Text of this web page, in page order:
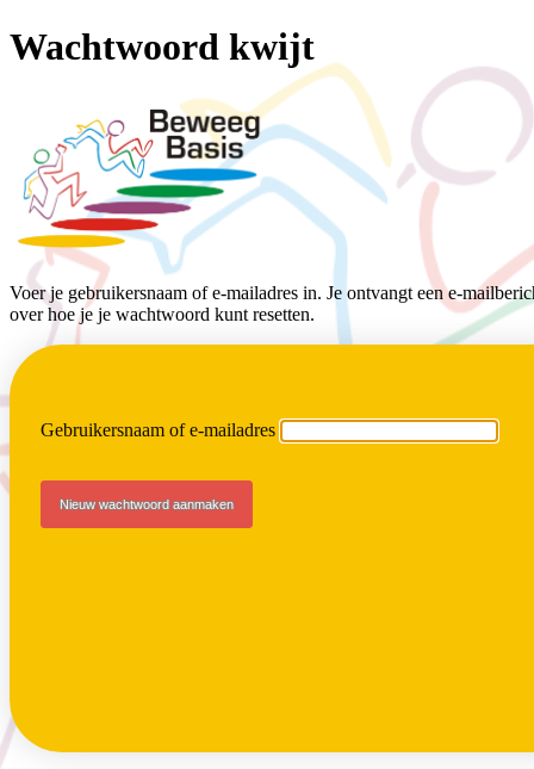
Wachtwoord kwijt
BeweegBasis
Voer je gebruikersnaam of e-mailadres in. Je ontvangt een e-
over hoe je je wachtwoord kunt resetten.
Gebruikersnaam of e-mailadres